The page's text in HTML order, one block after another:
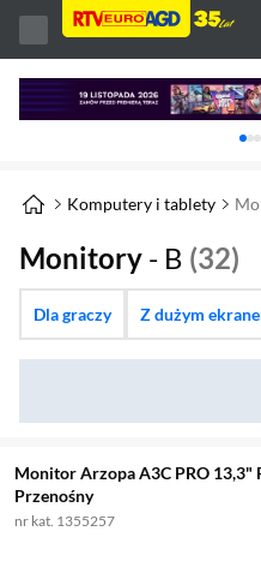
Komputery i tablety
Monitory - B (32)
Dla graczy Z dużym
Monitor Arzopa A3C PRO 13,3"
Przenośny
nr kat. 1355257